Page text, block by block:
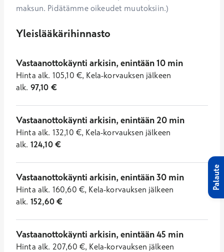
maksun. Pidätämme oikeudet muutoksiin.)
Yleislääkärihinnasto
Vastaanottokäynti arkisin, enintään 10 min
Hinta alk. 105,10 €, Kela-korvauksen jälkeen
alk. 97,10 €
Vastaanottokäynti arkisin, enintään 20 min
Hinta alk. 132,10 €, Kela-korvauksen jälkeen
alk. 124,10€
Vastaanottokäynti arkisin, enintään 30 min
Hinta alk. 160,60 €, Kela-korvauksen jälkeen
alk. 152,60€
Vastaanottokäynti arkisin, enintään 45 min
Hinta alk. 207,60 €, Kela-korvauksen jälkeen
Palaute